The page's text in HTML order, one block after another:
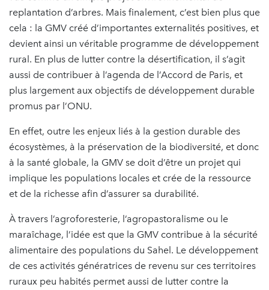
replantation d’arbres. Mais finalement, c’est bien plus que
cela : la GMV créé d’importantes externalités positives, et
devient ainsi un véritable programme de développement
rural. En plus de lutter contre la désertification, il s’agit
aussi de contribuer à l’agenda de l’Accord de Paris, et
plus largement aux objectifs de développement durable
promus par l’ONU.
En effet, outre les enjeux liés à la gestion durable des
écosystèmes, à la préservation de la biodiversité, et donc
à la santé globale, la GMV se doit d’être un projet qui
implique les populations locales et crée de la ressource
et de la richesse afin d’assurer sa durabilité.
À travers l’agroforesterie, l’agropastoralisme ou le
maraîchage, l’idée est que la GMV contribue à la sécurité
alimentaire des populations du Sahel. Le développement
de ces activités génératrices de revenu sur ces territoires
ruraux peu habités permet aussi de lutter contre la